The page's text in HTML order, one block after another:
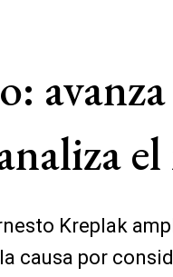
Kreplak
causa por